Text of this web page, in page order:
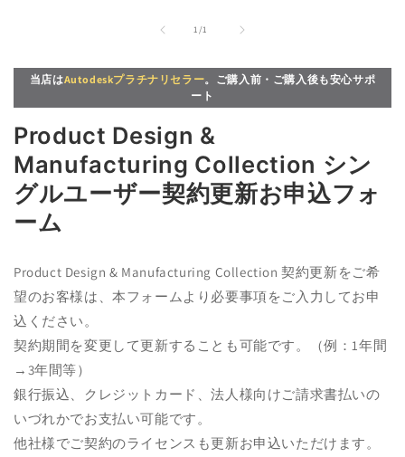
で
ア
を
く
1/
の1
当店はAutodeskプラチナリセラー。ご購入前・ご購入後も安心サポ
ート
Product Design &
Manufacturing Collection シン
グルユーザー契約更新お申込フォ
ーム
Product Design & Manufacturing Collection 契約更新をご希
望のお客様は、本フォームより必要事項をご入力してお申
込ください。
契約期間を変更して更新することも可能です。（例：1年間
→3年間等）
銀行振込、クレジットカード、法人様向けご請求書払いの
いづれかでお支払い可能です。
他社様でご契約のライセンスも更新お申込いただけます。